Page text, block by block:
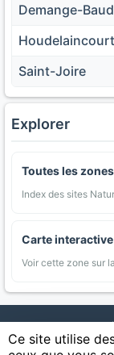
Demange-
Houdelaincourt
Saint-Joire
Explorer
Toutes les
Index des sites
Carte interactive
Voir cette zone sur
AgriMap —
Appellations |
Ce site utilise